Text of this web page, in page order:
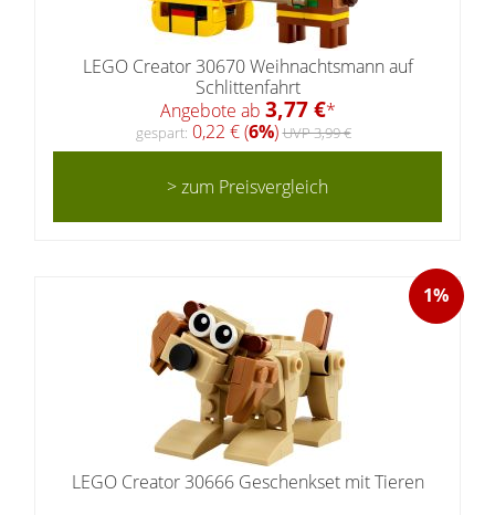
LEGO Creator 30670 Weihnachtsmann auf
Schlittenfahrt
Angebote ab 3,77 €*
gespart: 0,22 € (6%)UVP 3,99 €
> zum Preisvergleich
1%
LEGO Creator 30666 Geschenkset mit Tieren